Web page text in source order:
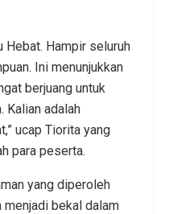
Hebat. Hampir seluruh
Ini menunjukkan
berjuang untuk
Kalian adalah
ucap Tiorita yang
para peserta.
yang diperoleh
menjadi bekal dalam